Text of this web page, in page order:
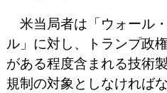
米当局者は「ウォール
ル」に対し、トランプ政
がある程度含まれる技術
規制の対象としなければ